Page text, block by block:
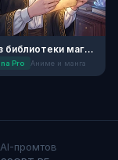
Учёный из библиотеки магических свитков
Pro Аниме и манга
промтов